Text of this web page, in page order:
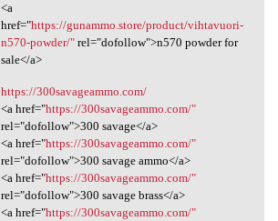
<a
href="https://gunammo.store/product/vihtavuori-
n570-powder/"rel="dofollow">n570 powder for
sale</a>
https://300savageammo.com/
<a href="https://300savageammo.com/"
rel="dofollow">300 savage</a>
<a href="https://300savageammo.com/"
rel="dofollow">300 savage ammo</a>
<a href="https://300savageammo.com/"
rel="dofollow">300 savage brass</a>
<a href="https://300savageammo.com/"